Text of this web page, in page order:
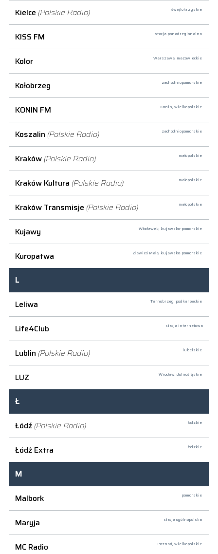
Kielce (Polskie Radio) świętokrzyskie
KISS FM stacja ponadregionalna
Kolor Warszawa, mazowieckie
Kołobrzeg zachodniopomorskie
KONIN FM Konin, wielkopolskie
Koszalin (Polskie Radio) zachodniopomorskie
Kraków (Polskie Radio) małopolskie
Kraków Kultura (Polskie Radio) małopolskie
Kraków Transmisje (Polskie Radio) małopolskie
Kujawy Włocławek, kujawsko-pomorskie
Kuropatwa Zławieś Mała, kujawsko-pomorskie
L
Leliwa
Tarnobrzeg, podkarpackie
Life4Club stacja internetowa
Lublin (Polskie Radio) lubelskie
LUZ Wrocław, dolnośląskie
Ł
Łódź (Polskie Radio) łódzkie
Łódź Extra łódzkie
M
Malbork
pomorskie
Maryja stacja ogólnopolska
MC Radio Poznań, wielkopolskie